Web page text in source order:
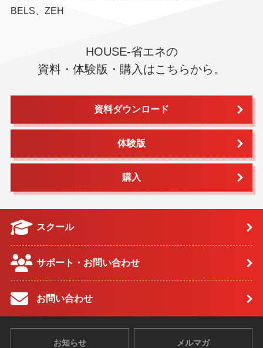
BELS、ZEH
HOUSE-省エネの
資料・体験版・購入はこちらから。
資料ダウンロード
体験版
購入
スクール
サポート・お問い合わせ
お問い合わせ
お知らせ メルマガ